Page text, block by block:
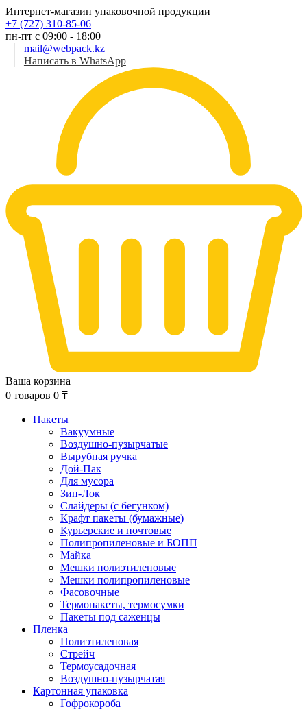
Интернет-магазин упаковочной продукции
+7 (727) 310-85-06
пн-пт с 09:00 - 18:00
mail@webpack.kz
Написать в WhatsApp
Ваша корзина
0 товаров 0 ₸
Пакеты
Вакуумные
Воздушно-пузырчатые
Вырубная ручка
Дой-Пак
Для мусора
Зип-Лок
Слайдеры (с бегунком)
Крафт пакеты (бумажные)
Курьерские и почтовые
Полипропиленовые и БОПП
Майка
Мешки полиэтиленовые
Мешки полипропиленовые
Фасовочные
Термопакеты, термосумки
Пакеты под саженцы
Пленка
Полиэтиленовая
Стрейч
Термоусадочная
Воздушно-пузырчатая
Картонная упаковка
Гофрокороба